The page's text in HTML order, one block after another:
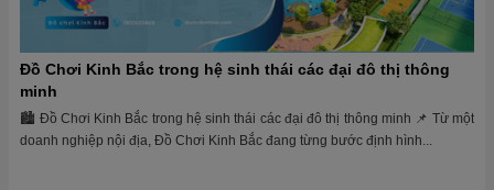
Đồ Chơi Kinh Bắc trong hệ sinh thái các đại đô thị thông
minh
🏙 Đồ Chơi Kinh Bắc trong hệ sinh thái các đại đô thị thông minh 📌 Từ một
doanh nghiệp nội địa, Đồ Chơi Kinh Bắc đang từng bước định hình...